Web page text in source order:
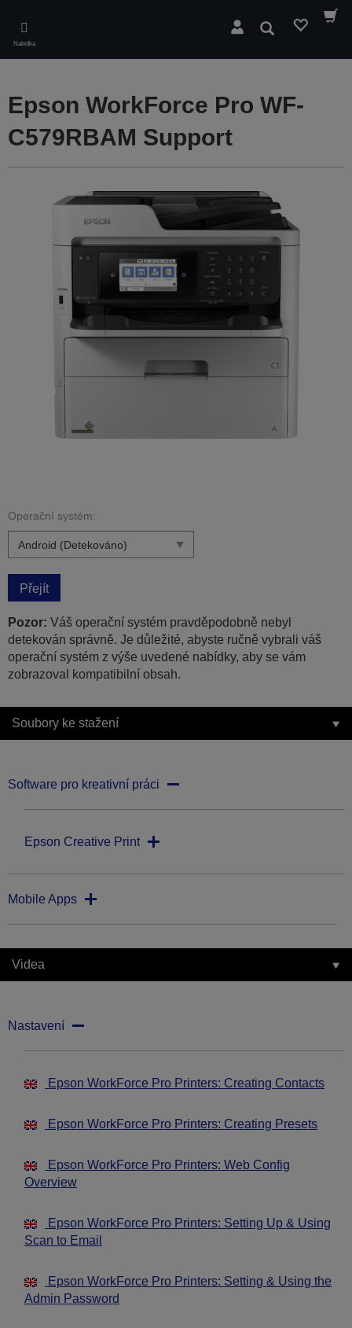
main
content
Nabídka
Hledat
Epson WorkForce Pro WF-
C579RBAM Support
Operační systém:
Přejít
Pozor: Váš operační systém pravděpodobně nebyl
detekován správně. Je důležité, abyste ručně vybrali váš
operační systém z výše uvedené nabídky, aby se vám
zobrazoval kompatibilní obsah.
Soubory ke stažení
Software pro kreativní práci
Epson Creative Print
Mobile Apps
Videa
Nastavení
Epson WorkForce Pro Printers: Creating Contacts
Epson WorkForce Pro Printers: Creating Presets
Epson WorkForce Pro Printers: Web Config
Overview
Epson WorkForce Pro Printers: Setting Up & Using
Scan to Email
Epson WorkForce Pro Printers: Setting & Using the
Admin Password